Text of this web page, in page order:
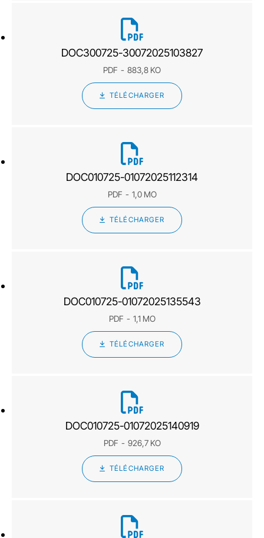
DOC300725-30072025103827
PDF 883,8 KO
TÉLÉCHARGER
DOC010725-01072025112314
PDF 1,0 MO
TÉLÉCHARGER
DOC010725-01072025135543
PDF 1,1 MO
TÉLÉCHARGER
DOC010725-01072025140919
PDF 926,7 KO
TÉLÉCHARGER